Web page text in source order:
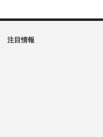
注目情報